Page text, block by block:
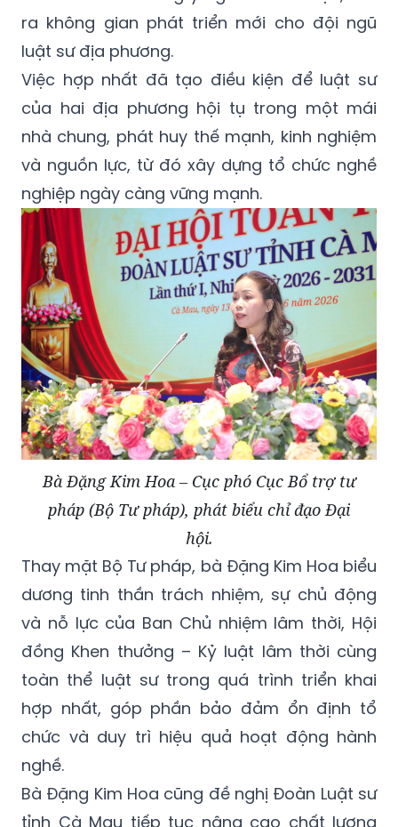
ra không gian phát triển mới cho đội ngũ
luật sư địa phương.
Việc hợp nhất đã tạo điều kiện để luật sư
của hai địa phương hội tụ trong một mái
nhà chung, phát huy thế mạnh, kinh nghiệm
và nguồn lực, từ đó xây dựng tổ chức nghề
nghiệp ngày càng vững mạnh.
Bà Đặng Kim Hoa – Cục phó Cục Bổ trợ tư
pháp (Bộ Tư pháp), phát biểu chỉ đạo Đại
hội.
Thay mặt Bộ Tư pháp, bà Đặng Kim Hoa biểu
dương tinh thần trách nhiệm, sự chủ động
và nỗ lực của Ban Chủ nhiệm lâm thời, Hội
đồng Khen thưởng – Kỷ luật lâm thời cùng
toàn thể luật sư trong quá trình triển khai
hợp nhất, góp phần bảo đảm ổn định tổ
chức và duy trì hiệu quả hoạt động hành
nghề.
Bà Đặng Kim Hoa cũng đề nghị Đoàn Luật sư
tỉnh Cà Mau tiếp tục nâng cao chất lượng